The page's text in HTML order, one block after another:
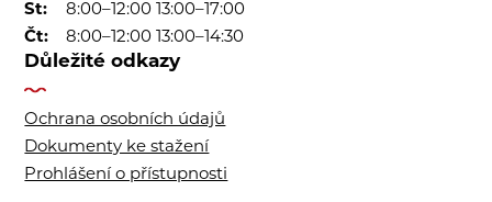
St:
8:00–12:00 13:00–17:00
Čt:
8:00–12:00 13:00–14:30
Důležité odkazy
Ochrana osobních údajů
Dokumenty ke stažení
Prohlášení o přístupnosti